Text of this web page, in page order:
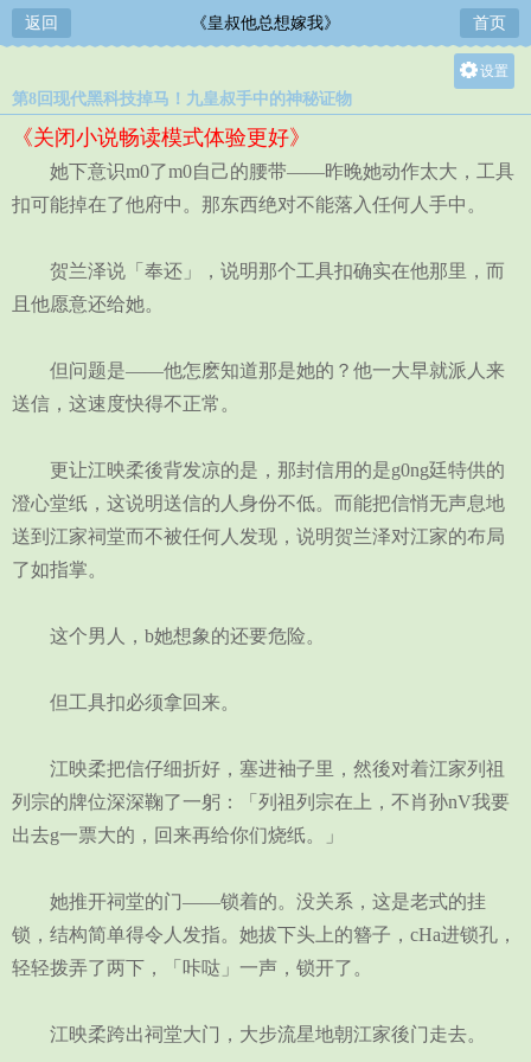
返回 《皇叔他总想嫁我》 首页
设置
中
小
第8回现代黑科技掉马！九皇叔手中的神秘证物
《关闭小说畅读模式体验更好》
她下意识m0了m0自己的腰带——昨晚她动作太大，工具
扣可能掉在了他府中。那东西绝对不能落入任何人手中。
贺兰泽说「奉还」，说明那个工具扣确实在他那里，而
且他愿意还给她。
但问题是——他怎麽知道那是她的？他一大早就派人来
送信，这速度快得不正常。
更让江映柔後背发凉的是，那封信用的是g0ng廷特供的
澄心堂纸，这说明送信的人身份不低。而能把信悄无声息地
送到江家祠堂而不被任何人发现，说明贺兰泽对江家的布局
了如指掌。
这个男人，b她想象的还要危险。
但工具扣必须拿回来。
江映柔把信仔细折好，塞进袖子里，然後对着江家列祖
列宗的牌位深深鞠了一躬：「列祖列宗在上，不肖孙nV我要
出去g一票大的，回来再给你们烧纸。」
她推开祠堂的门——锁着的。没关系，这是老式的挂
锁，结构简单得令人发指。她拔下头上的簪子，cHa进锁孔，
轻轻拨弄了两下，「咔哒」一声，锁开了。
江映柔跨出祠堂大门，大步流星地朝江家後门走去。